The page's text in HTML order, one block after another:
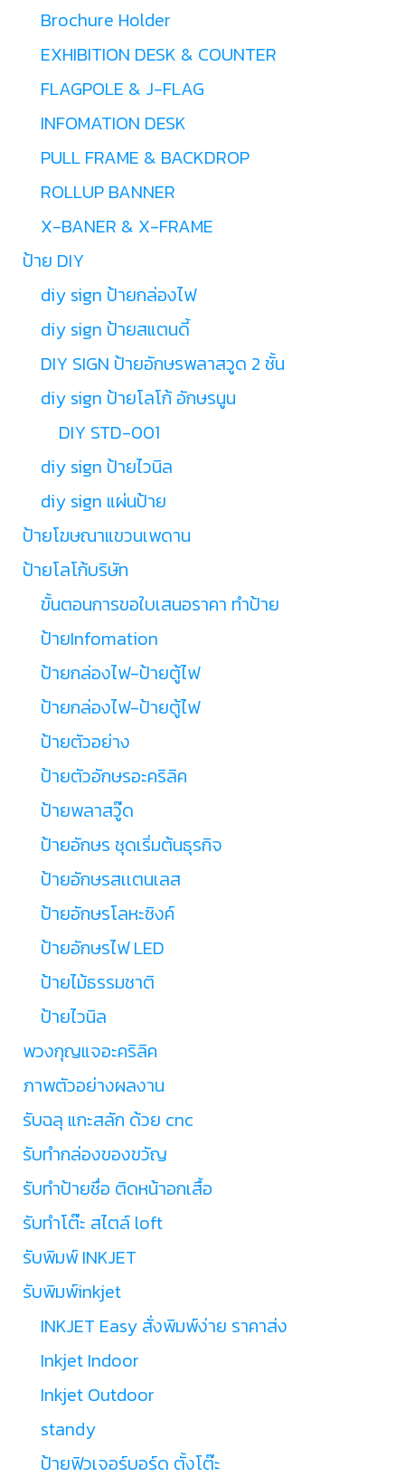
Brochure Holder
EXHIBITION DESK & COUNTER
FLAGPOLE & J-FLAG
INFOMATION DESK
PULL FRAME & BACKDROP
ROLLUP BANNER
X-BANER & X-FRAME
ป้าย DIY
diy sign ป้ายกล่องไฟ
diy sign ป้ายสแตนดี้
DIY SIGN ป้ายอักษรพลาสวูด 2 ชั้น
diy sign ป้ายโลโก้ อักษรนูน
DIY STD-001
diy sign ป้ายไวนิล
diy sign แผ่นป้าย
ป้ายโฆษณาแขวนเพดาน
ป้ายโลโก้บริษัท
ขั้นตอนการขอใบเสนอราคา ทำป้าย
ป้ายInfomation
ป้ายกล่องไฟ-ป้ายตู้ไฟ
ป้ายกล่องไฟ-ป้ายตู้ไฟ
ป้ายตัวอย่าง
ป้ายตัวอักษรอะคริลิค
ป้ายพลาสวู๊ด
ป้ายอักษร ชุดเริ่มต้นธุรกิจ
ป้ายอักษรสเเตนเลส
ป้ายอักษรโลหะซิงค์
ป้ายอักษรไฟ LED
ป้ายไม้ธรรมชาติ
ป้ายไวนิล
พวงกุญแจอะคริลิค
ภาพตัวอย่างผลงาน
รับฉลุ แกะสลัก ด้วย cnc
รับทำกล่องของขวัญ
รับทำป้ายชื่อ ติดหน้าอกเสื้อ
รับทำโต๊ะ สไตล์ loft
รับพิมพ์ INKJET
รับพิมพ์inkjet
INKJET Easy สั่งพิมพ์ง่าย ราคาส่ง
Inkjet Indoor
Inkjet Outdoor
standy
ป้ายฟิวเจอร์บอร์ด ตั้งโต๊ะ